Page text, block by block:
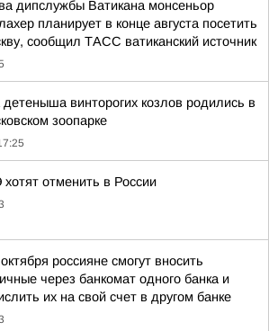
дипслужбы Ватикана монсеньор
планирует в конце августа посетить
сообщил ТАСС ватиканский источник
винторогих козлов родились в
зоопарке
отменить в России
россияне смогут вносить
через банкомат одного банка и
их на свой счет в другом банке